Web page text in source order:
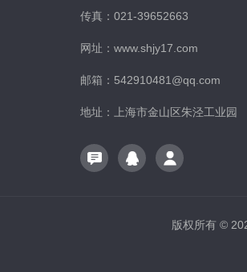
传真：021-39652663
网址：www.shjy17.com
邮箱：542910481@qq.com
地址：上海市金山区朱泾工业园
版权所有 ©